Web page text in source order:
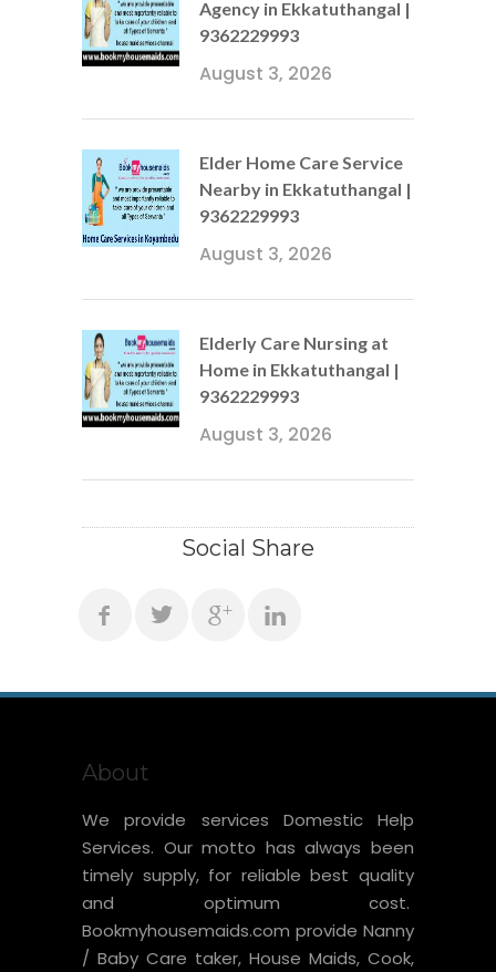
Agency in Ekkatuthangal |
9362229993
August 3, 2026
Elder Home Care Service
Nearby in Ekkatuthangal |
9362229993
August 3, 2026
Elderly Care Nursing at
Home in Ekkatuthangal |
9362229993
August 3, 2026
Social Share
About
We provide services Domestic Help
Services. Our motto has always been
timely supply, for reliable best quality
and optimum cost.
Bookmyhousemaids.com provide Nanny
/ Baby Care taker, House Maids, Cook,